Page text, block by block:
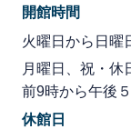
開館時間
火曜日から日
月曜日、祝・
前9時から午後
休館日